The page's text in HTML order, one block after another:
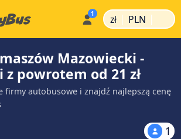
zł | PLN |
Mazowiecki -
z powrotem od 21 zł
firmy autobusowe i znajdź najlepszą cenę
1